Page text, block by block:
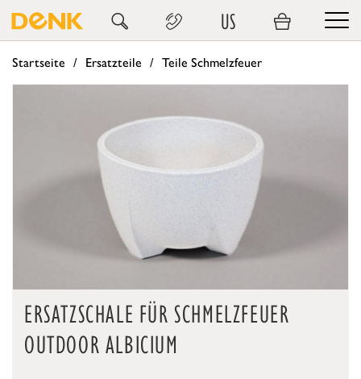
US
Startseite Ersatzteile Teile Schmelzfeuer
ERSATZSCHALE FÜR SCHMELZFEUER
OUTDOOR ALBICIUM